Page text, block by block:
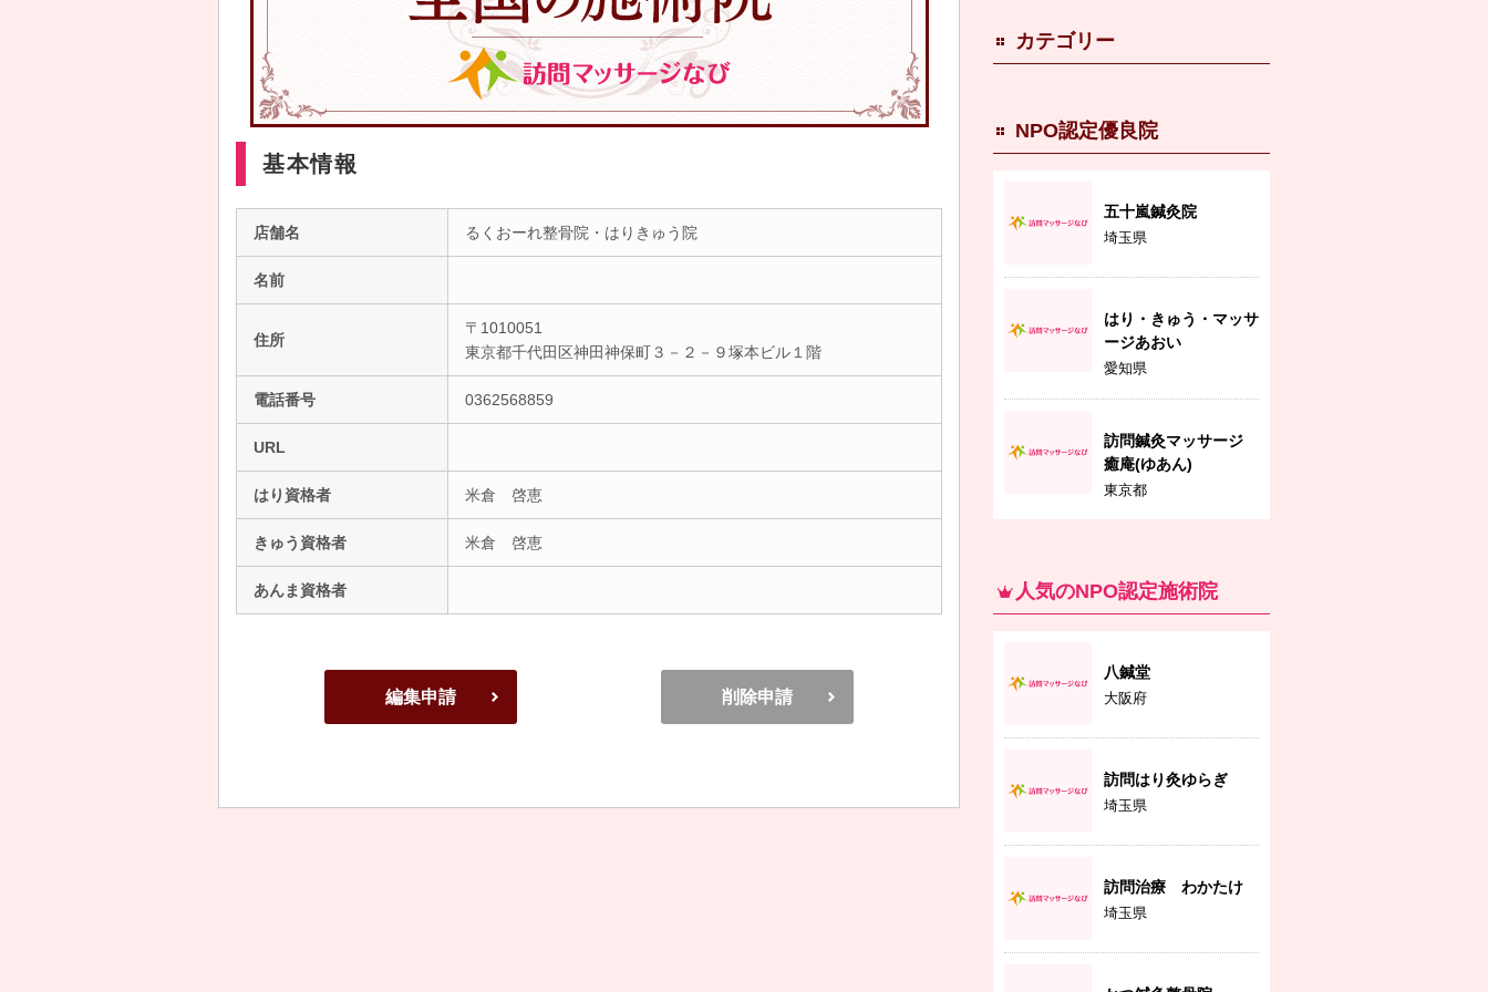
基本情報
店舗名 るくおーれ整骨院・はりきゅう院
名前
住所
〒1010051
東京都千代田区神田神保町３－２－９塚本ビル１階
電話番号 0362568859
URL
はり資格者 米倉 啓恵
きゅう資格者 米倉 啓恵
あんま資格者
編集申請 削除申請
カテゴリー
NPO認定優良院
五十嵐鍼灸院
埼玉県
はり・きゅう・マッサ
ージあおい
愛知県
訪問鍼灸マッサージ
癒庵(ゆあん)
東京都
人気のNPO認定施術院
八鍼堂
大阪府
訪問はり灸ゆらぎ
埼玉県
訪問治療 わかたけ
埼玉県